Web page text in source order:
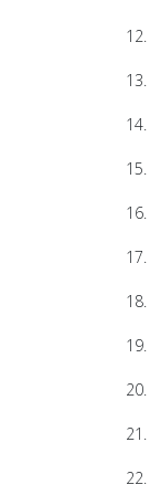
12.
13.
14.
15.
16.
17.
18.
19.
20.
21.
22.